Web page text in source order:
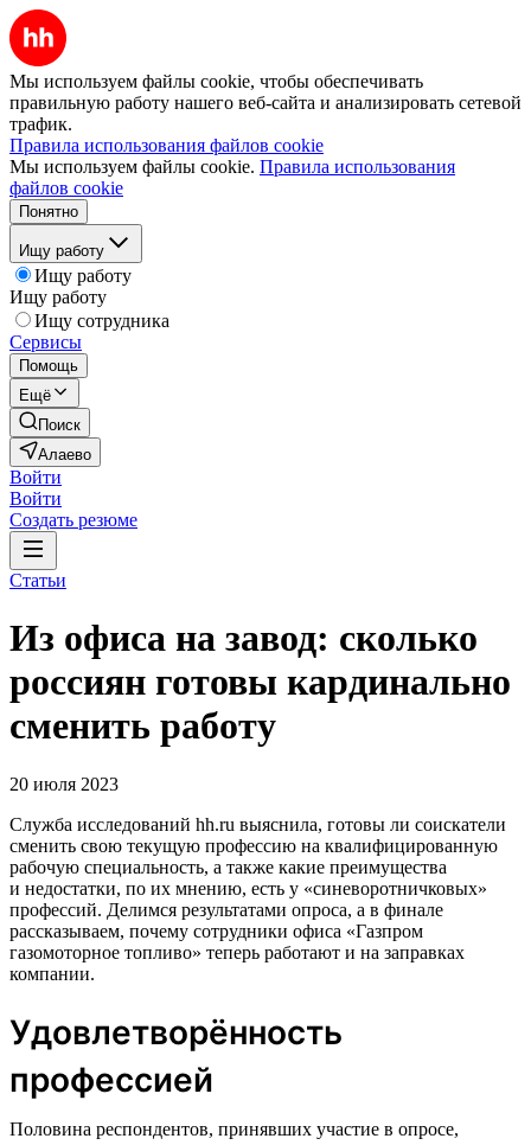
Мы используем файлы cookie, чтобы обеспечивать
правильную работу нашего веб-сайта и анализировать сетевой
трафик.
Правила использования файлов cookie
Мы используем файлы cookie. Правила использования
файлов cookie
Понятно
Ищу работу
Ищу работу
Ищу работу
Ищу сотрудника
Сервисы
Помощь
Ещё
Поиск
Алаево
Войти
Войти
Создать резюме
Статьи
Из офиса на завод: сколько
россиян готовы кардинально
сменить работу
20 июля 2023
Служба исследований hh.ru выяснила, готовы ли соискатели
сменить свою текущую профессию на квалифицированную
рабочую специальность, а также какие преимущества
и недостатки, по их мнению, есть у «синеворотничковых»
профессий. Делимся результатами опроса, а в финале
рассказываем, почему сотрудники офиса «Газпром
газомоторное топливо» теперь работают и на заправках
компании.
Удовлетворённость
профессией
Половина респондентов, принявших участие в опросе,